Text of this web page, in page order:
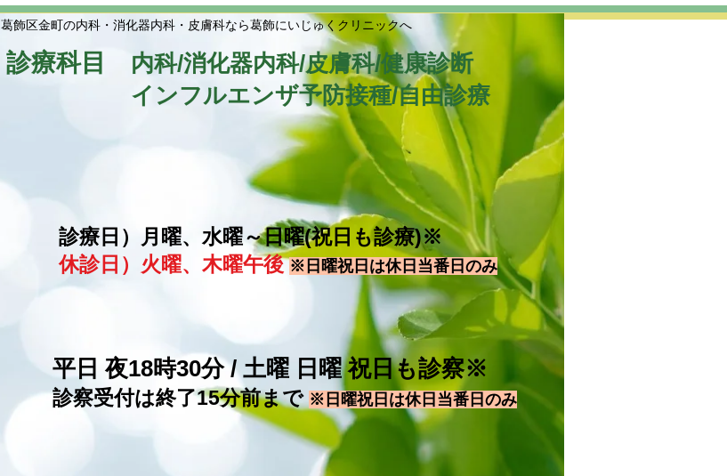
葛飾区金町の内科・消化器内科・皮膚科なら葛飾にいじゅくクリニックへ
診療科目 内科/消化器内科/皮膚科/健康診断
インフルエンザ予防接種/自由診療
診療日）月曜、水曜～日曜(祝日も診療)※
休診日）火曜、木曜午後※日曜祝日は休日当番日のみ
平日 夜18時30分 / 土曜 日曜 祝日も診察※
​診察受付は終了15分前まで ※日曜祝日は休日当番日のみ